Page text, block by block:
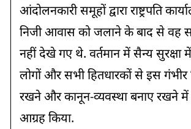
आंदोलनकारी समूहों द्वारा राष्ट्रपति
निजी आवास को जलाने के बाद से वह
नहीं देखे गए थे. वर्तमान में सैन्य सुरक्षा
लोगों और सभी हितधारकों से इस गंभीर
रखने और कानून-व्यवस्था बनाए रखने
आग्रह किया.